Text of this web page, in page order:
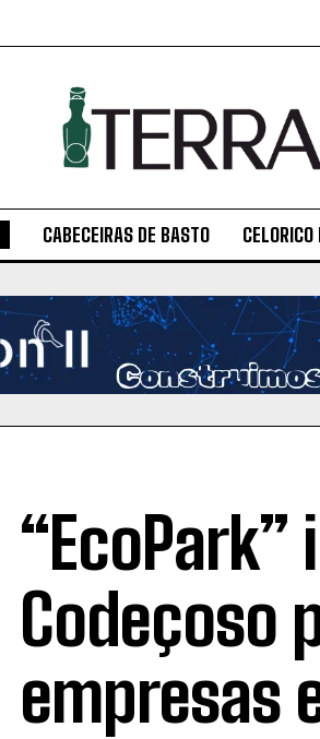
CABECEIRAS DE BASTO
Codeçoso
empresas